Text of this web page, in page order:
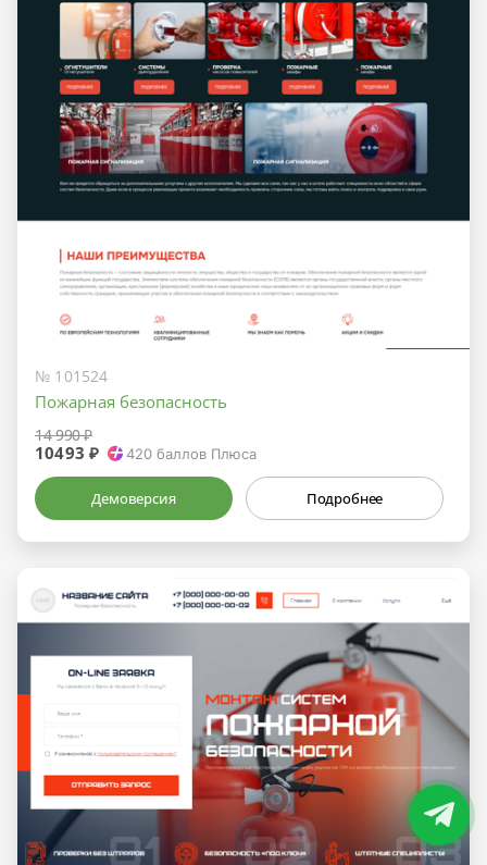
№ 101524
Пожарная безопасность
14 990 ₽
10493 ₽ 420 баллов Плюса
Демоверсия Подробнее